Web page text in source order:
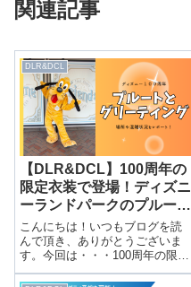
関連記事
DLR&DCL
【DLR&DCL】100周年の
限定衣装で登場！ディズニ
ーランドパークのプルート
とグリーティング
こんにちは！いつもブログを読
んで頂き、ありがとうございま
す。今回は・・・100周年の限定
衣装で登場！ディズニーランド
パークのプルートとグリーティ